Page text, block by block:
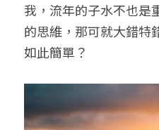
我，流年的子水不也是
的思維，那可就大錯特
如此簡單？